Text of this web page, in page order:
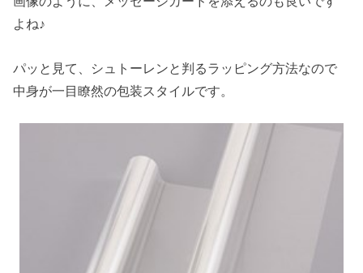
よね♪
パッと見て、シュトーレンと判るラッピング方法なので
中身が一目瞭然の包装スタイルです。